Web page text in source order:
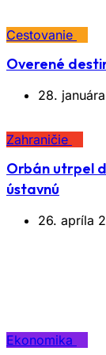
Cestovanie
Overené
28.
Zahraničie
Orbán utrpel
ústavnú
26. apríla
Ekonomika